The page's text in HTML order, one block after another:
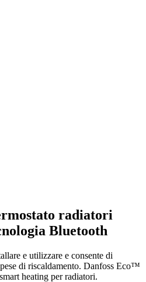
radiatori
Bluetooth
e utilizzare e consente di
di riscaldamento. Danfoss Eco™
heating per radiatori.